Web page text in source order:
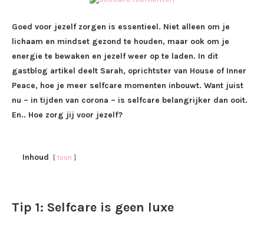
Goed voor jezelf zorgen is essentieel. Niet alleen om je
lichaam en mindset gezond te houden, maar ook om je
energie te bewaken en jezelf weer op te laden. In dit
gastblog artikel deelt Sarah, oprichtster van House of Inner
Peace, hoe je meer selfcare momenten inbouwt. Want juist
nu – in tijden van corona – is selfcare belangrijker dan ooit.
En.. Hoe zorg jij voor jezelf?
Inhoud toon
Tip 1: Selfcare is geen luxe